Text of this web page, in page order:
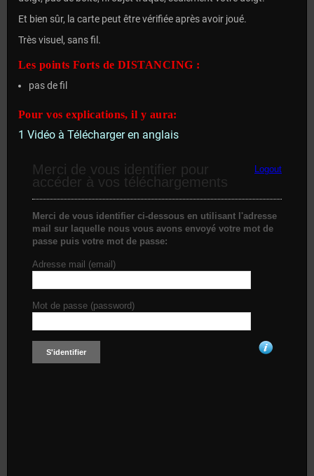
Et bien sûr, la carte peut être vérifiée après avoir joué.
Très visuel, sans fil.
Les points Forts de DISTANCING :
pas de fil
Pour vos explications, il y aura:
1 Vidéo à Télécharger en anglais